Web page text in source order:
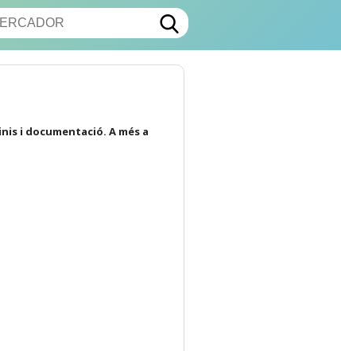
i documentació. A més a